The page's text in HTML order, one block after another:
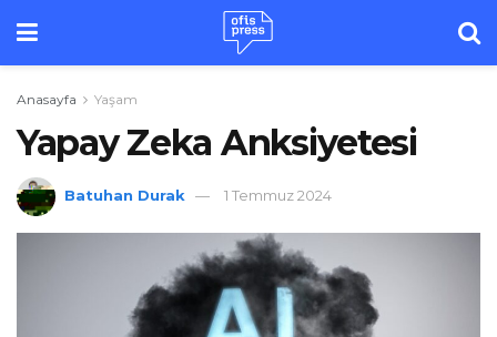
Anasayfa Yaşam
Yapay Zeka Anksiyetesi
Batuhan Durak 1 Temmuz 2024